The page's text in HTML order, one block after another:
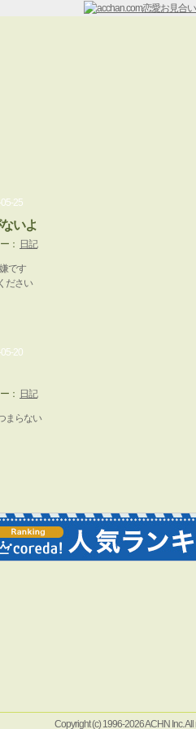
25
いよ
： 日記
です
ださい
20
： 日記
まらない
Copyright (c) 1996-2026 ACHN Inc.